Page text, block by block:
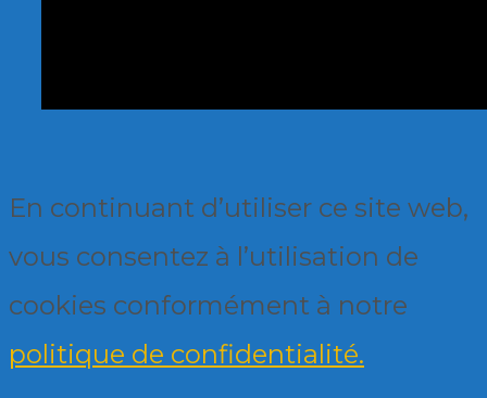
En continuant d’utiliser ce site web,
vous consentez à l’utilisation de
cookies conformément à notre
politique de confidentialité.